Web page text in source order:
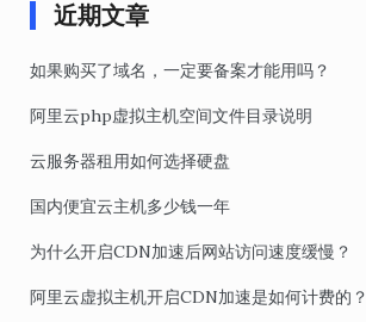
近期文章
如果购买了域名，一定要备案才能用吗？
阿里云php虚拟主机空间文件目录说明
云服务器租用如何选择硬盘
国内便宜云主机多少钱一年
为什么开启CDN加速后网站访问速度缓慢？
阿里云虚拟主机开启CDN加速是如何计费的？